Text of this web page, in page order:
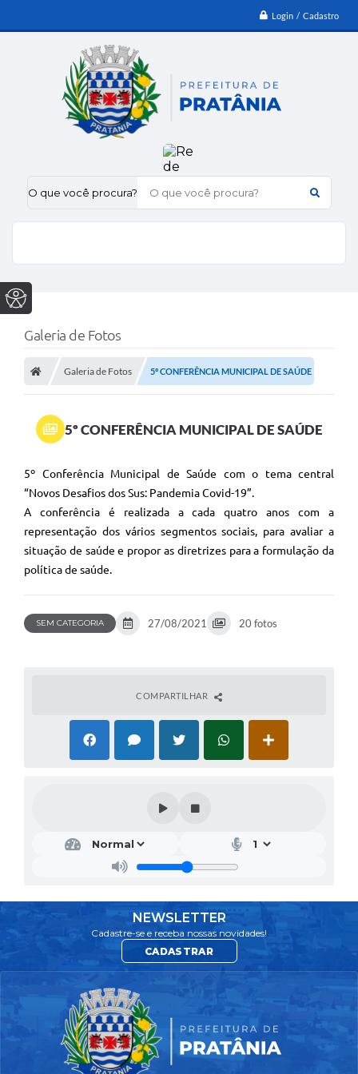
Login / Cadastro
O que você procura?
Galeria de Fotos
Galeria de Fotos 5º CONFERÊNCIA MUNICIPAL DE SAÚDE
5º CONFERÊNCIA MUNICIPAL DE SAÚDE
5º Conferência Municipal de Saúde com o tema central
“Novos Desafios dos Sus: Pandemia Covid-19”.
A conferência é realizada a cada quatro anos com a
representação dos vários segmentos sociais, para avaliar a
situação de saúde e propor as diretrizes para a formulação da
política de saúde.
SEM CATEGORIA 27/08/2021 20 fotos
COMPARTILHAR
NEWSLETTER
Cadastre-se e receba nossas novidades!
CADASTRAR